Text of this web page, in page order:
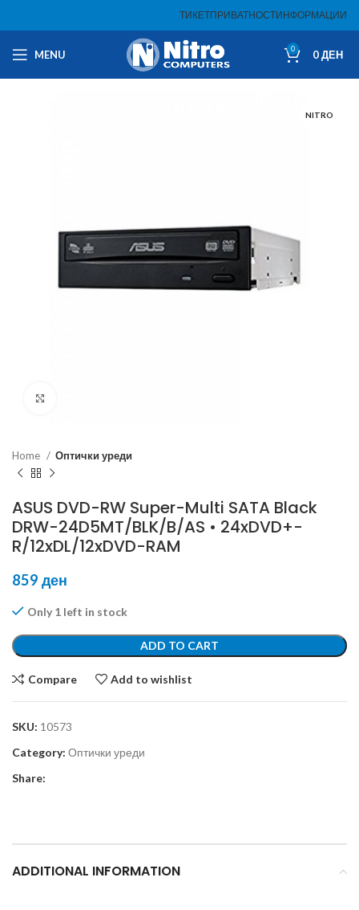
ТИКЕТПРИВАТНОСТИНФОРМАЦИИ
MENU 0 0ДЕН
NITRO
Home Оптички уреди
ASUS DVD-RW Super-Multi SATA Black
DRW-24D5MT/BLK/B/AS • 24xDVD+-
R/12xDL/12xDVD-RAM
859 ден
Only 1 left in stock
ADD TO CART
Compare Add to wishlist
SKU: 10573
Category: Оптички уреди
Share:
ADDITIONAL INFORMATION